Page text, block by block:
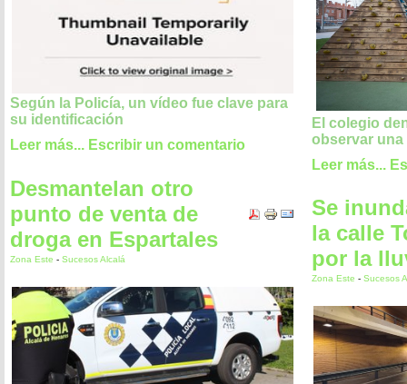
Según la Policía, un vídeo fue clave para
su identificación
Leer más... Escribir un comentario
Desmantelan otro
punto de venta de
droga en Espartales
Zona Este - Sucesos Alcalá
El colegio
observar una
Leer más...
Se
la calle
por la
Zona Este - Sucesos